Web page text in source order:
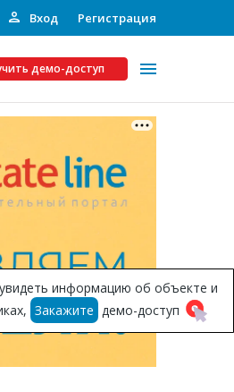
Вход Регистрация
демо-доступ
информацию об объекте и
Закажите демо-доступ